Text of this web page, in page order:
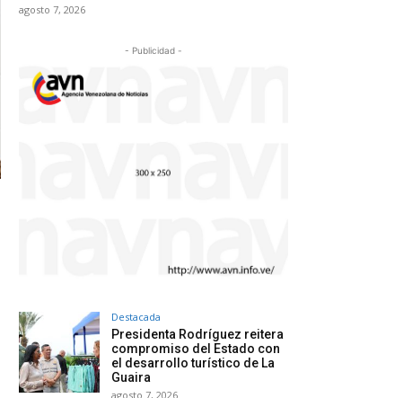
agosto 7, 2026
- Publicidad -
Destacada
Presidenta Rodríguez reitera
compromiso del Estado con
el desarrollo turístico de La
Guaira
agosto 7, 2026